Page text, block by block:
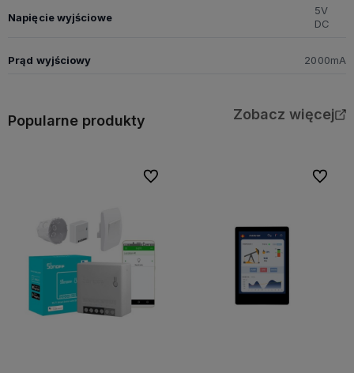
Napięcie wyjściowe
5V
DC
Prąd wyjściowy 2000mA
Popularne produkty Zobacz więcej
Do ulubionych Do